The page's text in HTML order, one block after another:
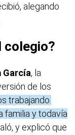
alegando
colegio?
García, la
de los
trabajando.
familia y todavía
y explicó que